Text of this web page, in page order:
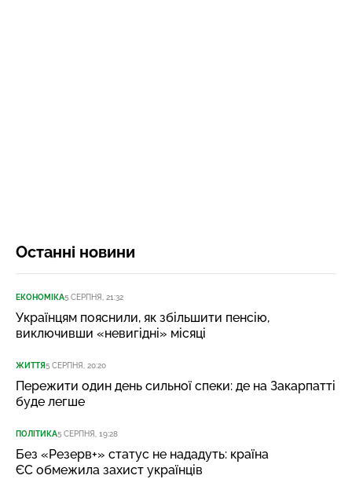
Останні новини
ЕКОНОМІКА5 СЕРПНЯ, 21:32
Українцям пояснили, як збільшити пенсію,
виключивши «невигідні» місяці
ЖИТТЯ5 СЕРПНЯ, 20:20
Пережити один день сильної спеки: де на Закарпатті
буде легше
ПОЛІТИКА5 СЕРПНЯ, 19:28
Без «Резерв+» статус не нададуть: країна
ЄС обмежила захист українців